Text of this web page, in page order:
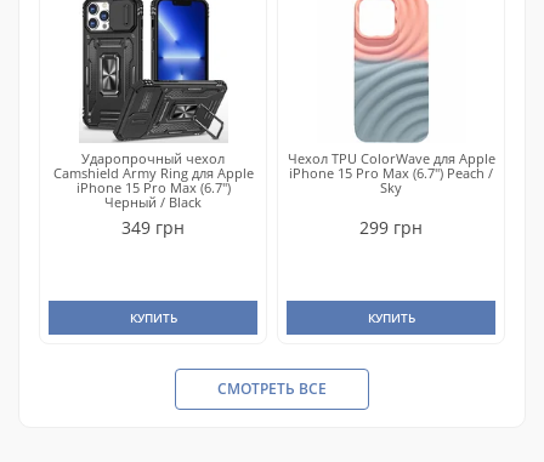
Ударопрочный чехол
Camshield Army Ring для Apple
iPhone 15 Pro Max (6.7")
Черный / Black
349 грн
КУПИТЬ
Чехол TPU ColorWave для Apple
iPhone 15 Pro Max (6.7") Peach /
Sky
299 грн
КУПИТЬ
СМОТРЕТЬ ВСЕ